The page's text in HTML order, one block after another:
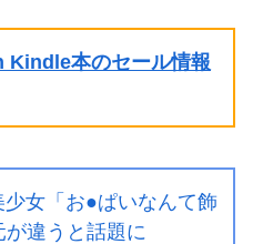
Kindle本のセール情報
少女「お●ぱいなんて飾
違うと話題に